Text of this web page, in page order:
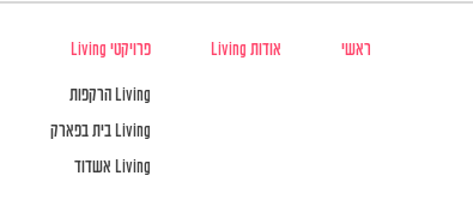
ראשי אודות Living פרויקטי Living
Living הרקפות
Living בית בפארק
Living אשדוד